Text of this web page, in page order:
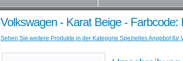
Volkswagen - Karat Beige - Farbcode:
Sehen Sie weitere Produkte in der Kategorie Spezielles Angebot für